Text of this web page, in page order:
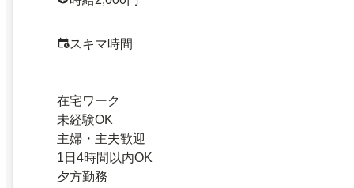
スキマ時間
在宅ワーク
未経験OK
主婦・主夫歓迎
1日4時間以内OK
夕方勤務